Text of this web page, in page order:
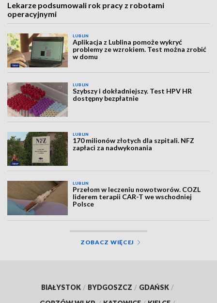
Lekarze podsumowali rok pracy z robotami
operacyjnymi
LUBLIN
Aplikacja z Lublina pomoże wykryć
problemy ze wzrokiem. Test można zrobić
w domu
LUBLIN
Szybszy i dokładniejszy. Test HPV HR
dostępny bezpłatnie
LUBLIN
170 milionów złotych dla szpitali. NFZ
zapłaci za nadwykonania
LUBLIN
Przełom w leczeniu nowotworów. COZL
liderem terapii CAR-T we wschodniej
Polsce
ZOBACZ WIĘCEJ
BIAŁYSTOK / BYDGOSZCZ / GDAŃSK /